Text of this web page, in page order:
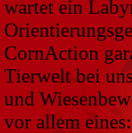
wartet ein
CornAction
Tierwelt bei
und
vor allem